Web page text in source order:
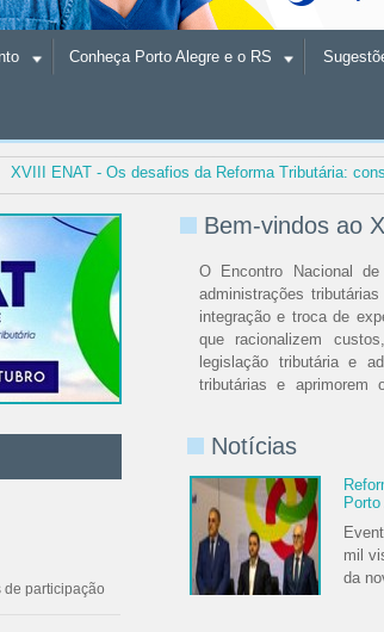
Conheça Porto Alegre e o RS
XVIII ENAT - Os desafios da Reforma Tributária:
Bem-vindos ao
O Encontro Nacional
administrações
integração e troca de
que racionalizem
legislação tributária e
tributárias e
O tema selecionado pela
no XVIII ENAT foi: "Os
Sistema Fiscal".
Esta edição do evento
de 2025 nas
inscrição.
de participação
Notícias
mil
da